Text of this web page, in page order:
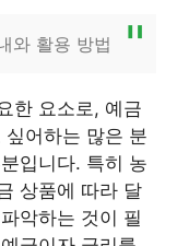
와 활용 방법
한 요소로, 예금
어하는 많은 분
입니다. 특히 농
상품에 따라 달
악하는 것이 필